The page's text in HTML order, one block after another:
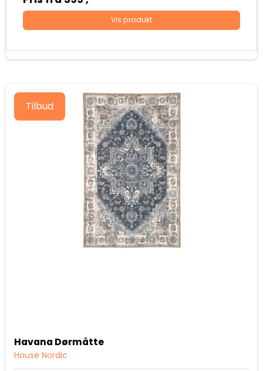
Vis produkt
Tilbud
Havana Dørmåtte
House Nordic